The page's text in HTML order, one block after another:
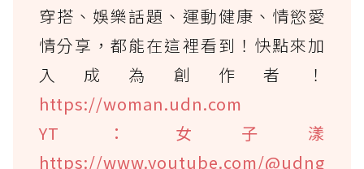
穿搭、娛樂話題、運動健康、情慾愛
情分享，都能在這裡看到！快點來加
入成為創作者！
https://woman.udn.com
YT：女子漾
https://www.youtube.com/@udng